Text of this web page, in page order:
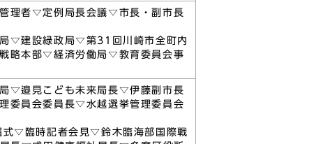
理者▽定例局長会議▽市長・副市長
▽建設緑政局▽第31回川崎市全町内
略本部▽経済労働局▽教育委員会事
▽邉見こども未来局長▽伊藤副市長
委員会委員長▽水越選挙管理委員会
▽臨時記者会見▽鈴木臨海部国際戦